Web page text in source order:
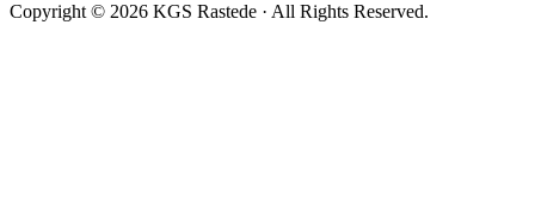
Copyright © 2026 KGS Rastede · All Rights Reserved.